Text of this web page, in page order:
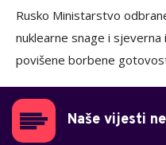
Rusko Ministarstvo
nuklearne snage i sjeverna
povišene borbene
Naše vijesti